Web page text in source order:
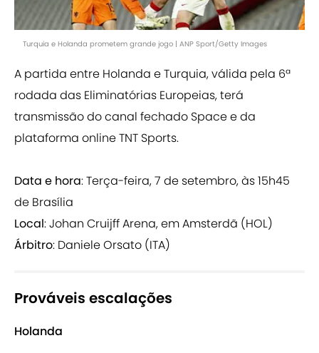
Turquia e Holanda prometem grande jogo | ANP Sport/Getty Images
A partida entre Holanda e Turquia, válida pela 6ª
rodada das Eliminatórias Europeias, terá
transmissão do canal fechado Space e da
plataforma online TNT Sports.
Data e hora: Terça-feira, 7 de setembro, às 15h45
de Brasília
Local: Johan Cruijff Arena, em Amsterdã (HOL)
Árbitro: Daniele Orsato (ITA)
Prováveis escalações
Holanda